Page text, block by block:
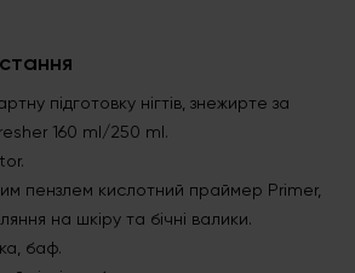
підготовку нігтів, знежирте за
160 ml/250 ml.
пензлем кислотний праймер Primer,
на шкіру та бічні валики.
баф.